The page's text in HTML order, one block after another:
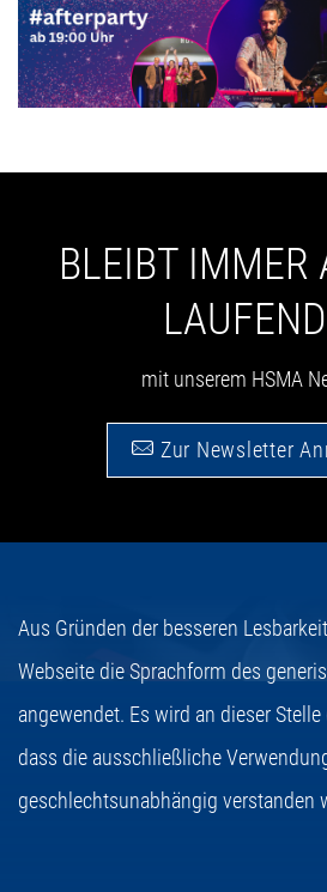
BLEIBT IMMER
mit unserem HSMA
Zur Newsletter
Aus Gründen der besseren
Webseite die Sprachform des
angewendet. Es wird an dieser
dass die ausschließliche
geschlechtsunabhängig verstanden